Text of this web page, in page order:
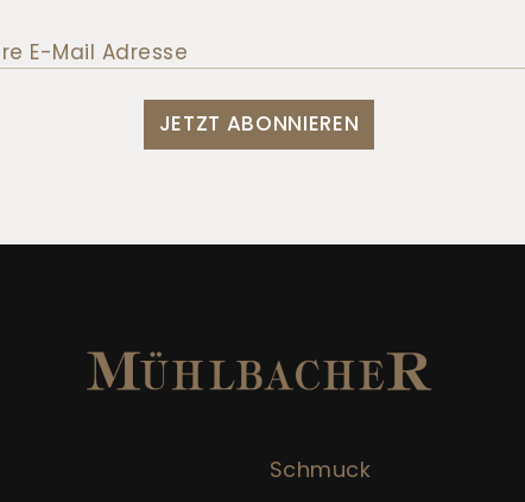
JETZT ABONNIEREN
Schmuck